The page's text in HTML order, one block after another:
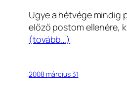
Ugye a hétvége mindig
előző postom ellenére,
(tovább…)
2008 március 31